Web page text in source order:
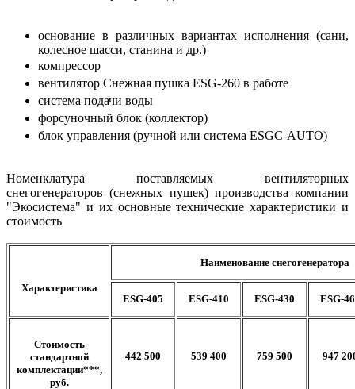
основание в различных вариантах исполнения (сани,
колесное шасси, станина и др.)
компрессор
вентилятор Снежная пушка ESG-260 в работе
система подачи воды
форсуночный блок (коллектор)
блок управления (ручной или система ESGC-AUTO)
Номенклатура поставляемых вентиляторных
снегогенераторов (снежных пушек) производства компании
"Экосистема" и их основные технические характеристики и
стоимость
Характеристика
Наименование снегогенератора
ESG-405 ESG-410 ESG-430 ESG-
Стоимость
стандартной
комплектации***,
руб.
442 500 539 400 759 500 947